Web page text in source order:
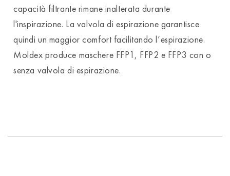
capacità filtrante rimane inalterata durante
l'inspirazione. La valvola di espirazione garantisce
quindi un maggior comfort facilitando l’espirazione.
Moldex produce maschere FFP1, FFP2 e FFP3 con o
senza valvola di espirazione.